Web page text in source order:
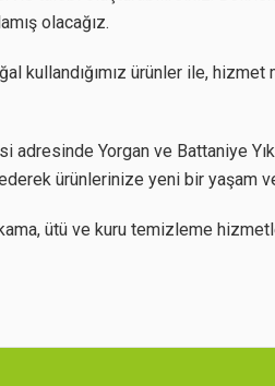
olacağız.
kullandığımız ürünler ile, hizmet
Yorgan ve Battaniye
ürünlerinize yeni bir yaşam
ütü ve kuru temizleme